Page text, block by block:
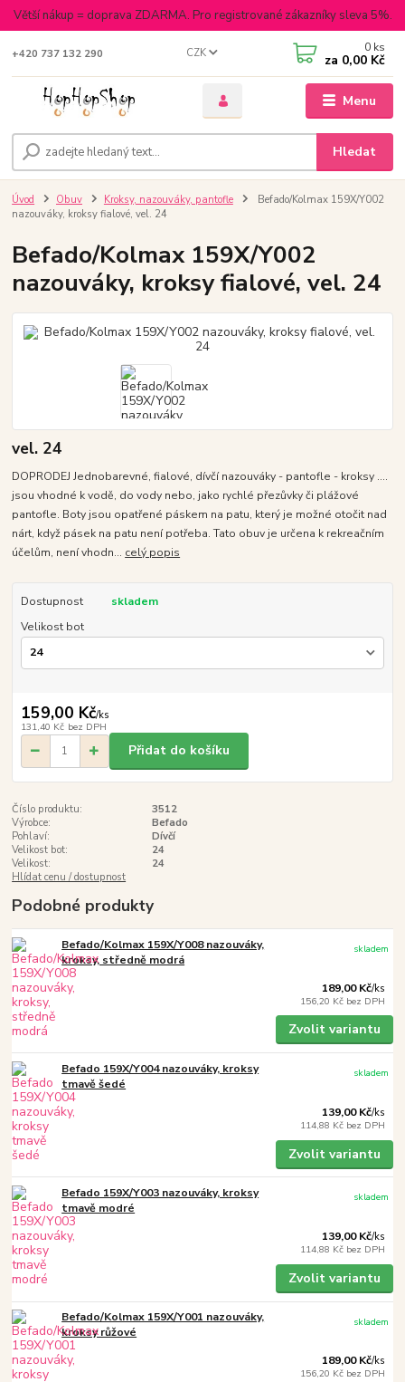
Větší nákup = doprava ZDARMA. Pro registrované zákazníky sleva 5%.
Menu
CZK
Hledat
+420 737 132 290 0 ks
za 0,00 Kč
Úvod Obuv Kroksy, nazouváky, pantofle
Befado/Kolmax 159X/Y002
nazouváky, kroksy fialové, vel. 24
Befado/Kolmax 159X/Y002
nazouváky, kroksy fialové, vel. 24
vel. 24
DOPRODEJ Jednobarevné, fialové, dívčí nazouváky - pantofle - kroksy ....
jsou vhodné k vodě, do vody nebo, jako rychlé přezůvky či plážové
pantofle. Boty jsou opatřené páskem na patu, který je možné otočit nad
nárt, když pásek na patu není potřeba. Tato obuv je určena k rekreačním
účelům, není vhodn... celý popis
Dostupnost
skladem
Velikost bot
159,00 Kč/ks
131,40 Kč bez DPH
Přidat do košíku
Číslo produktu:
3512
Výrobce:
Befado
Pohlaví:
Dívčí
Velikost bot:
24
Velikost:
24
Hlídat cenu / dostupnost
Podobné produkty
Befado/Kolmax 159X/Y008 nazouváky,
kroksy, středně modrá
189,00 Kč/ks
156,20 Kč bez DPH
skladem
Zvolit variantu
Befado 159X/Y004 nazouváky, kroksy
tmavě šedé
139,00 Kč/ks
114,88 Kč bez DPH
skladem
Zvolit variantu
Befado 159X/Y003 nazouváky, kroksy
tmavě modré
139,00 Kč/ks
114,88 Kč bez DPH
skladem
Zvolit variantu
Befado/Kolmax 159X/Y001 nazouváky,
kroksy růžové
189,00 Kč/ks
156,20 Kč bez DPH
skladem